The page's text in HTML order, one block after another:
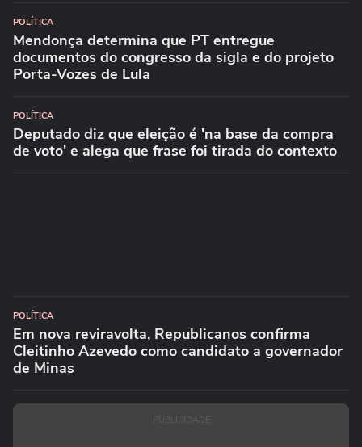
POLÍTICA
Mendonça determina que PT entregue
documentos do congresso da sigla e do projeto
Porta-Vozes de Lula
POLÍTICA
Deputado diz que eleição é 'na base da compra
de voto' e alega que frase foi tirada do contexto
POLÍTICA
Em nova reviravolta, Republicanos confirma
Cleitinho Azevedo como candidato a governador
de Minas
PUBLICIDADE